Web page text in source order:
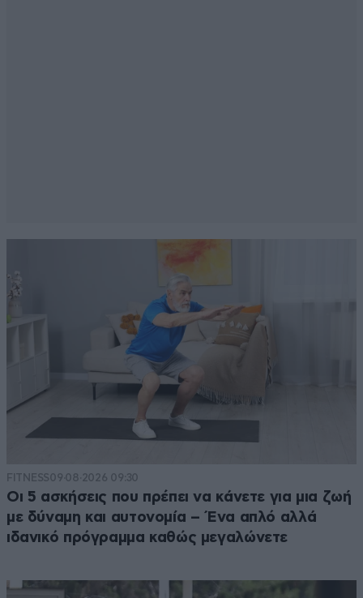
FITNESS09·08·2026 09:30
Οι 5 ασκήσεις που πρέπει να κάνετε για μια ζωή
με δύναμη και αυτονομία – Ένα απλό αλλά
ιδανικό πρόγραμμα καθώς μεγαλώνετε